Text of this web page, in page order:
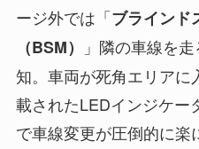
ージ外では「ブラインド
（BSM）
」隣の車線を
知。車両が死角エリア
載されたLEDインジケー
で車線変更が圧倒的に楽